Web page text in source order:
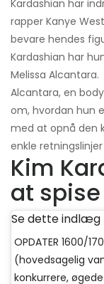
Kardashian har
rapper Kanye
bevare hendes
Kardashian har
Melissa Alcantara.
Alcantara, en
om, hvordan hun
med at opnå den
enkle
Kim
at
Se dette indlæg
OPDATER 1600/
(hovedsagelig
konkurrere,